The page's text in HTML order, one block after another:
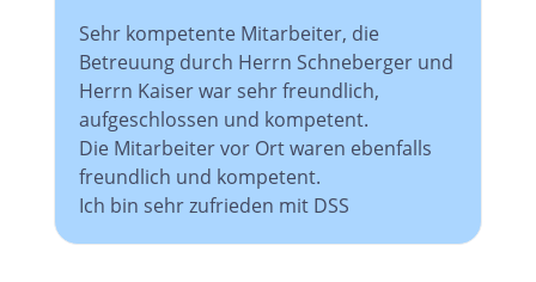
Sehr kompetente Mitarbeiter, die
Betreuung durch Herrn Schneberger und
Herrn Kaiser war sehr freundlich,
aufgeschlossen und kompetent.
Die Mitarbeiter vor Ort waren ebenfalls
freundlich und kompetent.
Ich bin sehr zufrieden mit DSS